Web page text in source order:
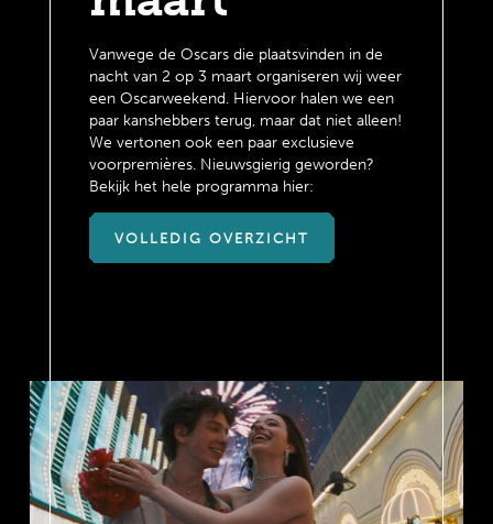
Vanwege de Oscars die plaatsvinden in de
nacht van 2 op 3 maart organiseren wij weer
een Oscarweekend. Hiervoor halen we een
paar kanshebbers terug, maar dat niet alleen!
We vertonen ook een paar exclusieve
voorpremières. Nieuwsgierig geworden?
Bekijk het hele programma hier:
VOLLEDIG OVERZICHT